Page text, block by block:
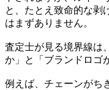
と、たとえ致命的な剥
はまずありません。
査定士が見る境界線は
か」と「ブランドロゴ
例えば、チェーンがち